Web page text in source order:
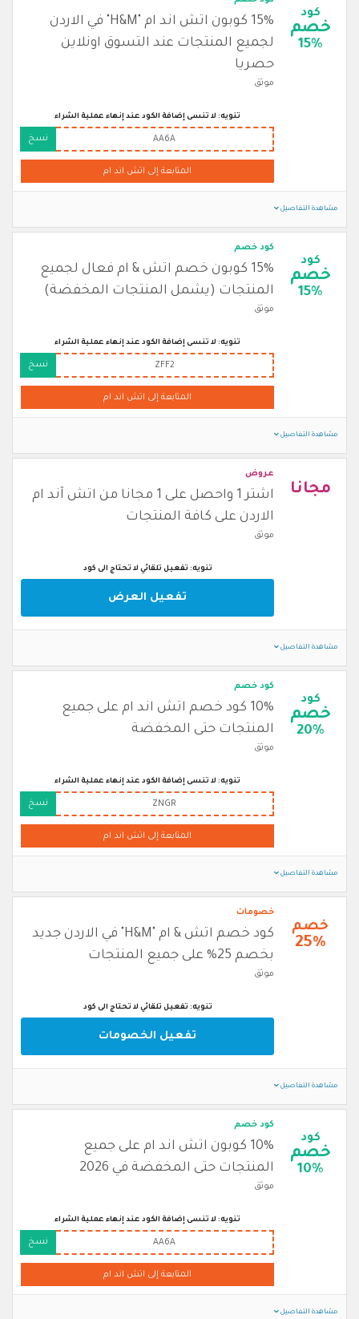
كود
خصم
15%
15% كوبون اتش اند ام "H&M" في الاردن
لجميع المنتجات عند التسوق اونلاين
حصريا
موثق
تنويه: لا تنسى إضافة الكود عند إنهاء عملية الشراء
AA6A نسخ
المتابعة إلى اتش اند ام
مشاهدة التفاصيل
كود
خصم
15%
كود خصم
15% كوبون خصم اتش & ام فعال لجميع
المنتجات (يشمل المنتجات المخفضة)
موثق
تنويه: لا تنسى إضافة الكود عند إنهاء عملية الشراء
ZFF2 نسخ
المتابعة إلى اتش اند ام
مشاهدة التفاصيل
مجانا
عروض
اشتر 1 واحصل على 1 مجانا من اتش آند ام
الاردن على كافة المنتجات
موثق
تنويه: تفعيل تلقائي لا تحتاج الى كود
تفعيل العرض
مشاهدة التفاصيل
كود
خصم
20%
كود خصم
10% كود خصم اتش اند ام على جميع
المنتجات حتى المخفضة
موثق
تنويه: لا تنسى إضافة الكود عند إنهاء عملية الشراء
ZNGR نسخ
المتابعة إلى اتش اند ام
مشاهدة التفاصيل
خصم
25%
خصومات
كود خصم اتش & ام "H&M" في الاردن جديد
بخصم 25% على جميع المنتجات
موثق
تنويه: تفعيل تلقائي لا تحتاج الى كود
تفعيل الخصومات
مشاهدة التفاصيل
كود
خصم
10%
كود خصم
10% كوبون اتش اند ام على جميع
المنتجات حتى المخفضة في 2026
موثق
تنويه: لا تنسى إضافة الكود عند إنهاء عملية الشراء
AA6A نسخ
المتابعة إلى اتش اند ام
مشاهدة التفاصيل